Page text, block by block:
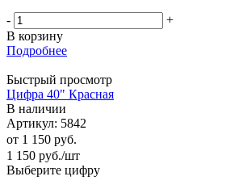
-
+
В корзину
Подробнее
Быстрый просмотр
Цифра 40" Красная
В наличии
Артикул: 5842
от 1 150 руб.
1 150 руб./шт
Выберите цифру